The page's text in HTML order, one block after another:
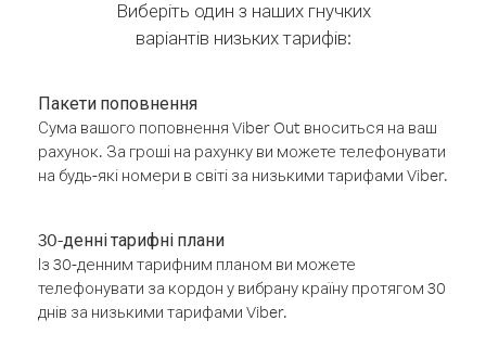
Виберіть один з наших гнучких
варіантів низьких тарифів:
Пакети поповнення
Сума вашого поповнення Viber Out вноситься на ваш
рахунок. За гроші на рахунку ви можете телефонувати
на будь-які номери в світі за низькими тарифами Viber.
30-денні тарифні плани
Із 30-денним тарифним планом ви можете
телефонувати за кордон у вибрану країну протягом 30
днів за низькими тарифами Viber.